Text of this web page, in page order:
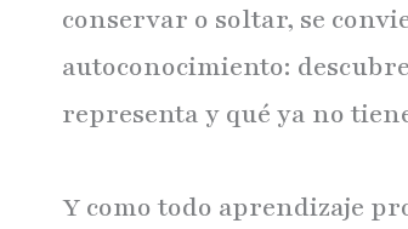
conservar o soltar, se
autoconocimiento:
representa y qué ya no
Y como todo aprendizaje